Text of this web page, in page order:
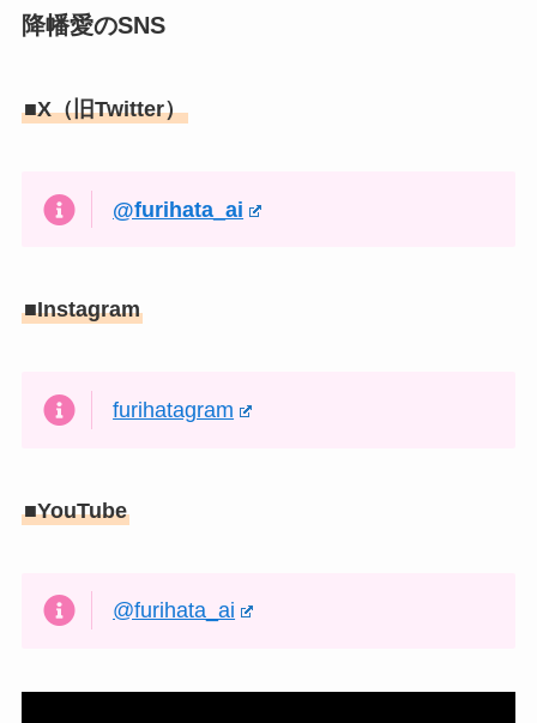
降幡愛のSNS
■X（旧Twitter）
@furihata_ai
■Instagram
furihatagram
■YouTube
@furihata_ai